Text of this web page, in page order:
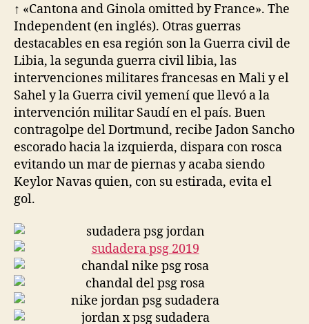
↑ «Cantona and Ginola omitted by France». The
Independent (en inglés). Otras guerras
destacables en esa región son la Guerra civil de
Libia, la segunda guerra civil libia, las
intervenciones militares francesas en Mali y el
Sahel y la Guerra civil yemení que llevó a la
intervención militar Saudí en el país. Buen
contragolpe del Dortmund, recibe Jadon Sancho
escorado hacia la izquierda, dispara con rosca
evitando un mar de piernas y acaba siendo
Keylor Navas quien, con su estirada, evita el
gol.